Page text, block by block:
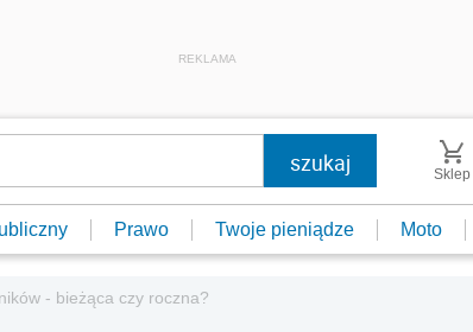
REKLAMA
Sklep
Prawo Twoje pieniądze Moto
- bieżąca czy roczna?